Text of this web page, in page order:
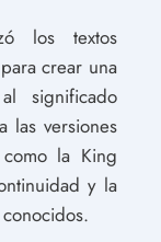
los textos
crear una
significado
las versiones
la King
y la